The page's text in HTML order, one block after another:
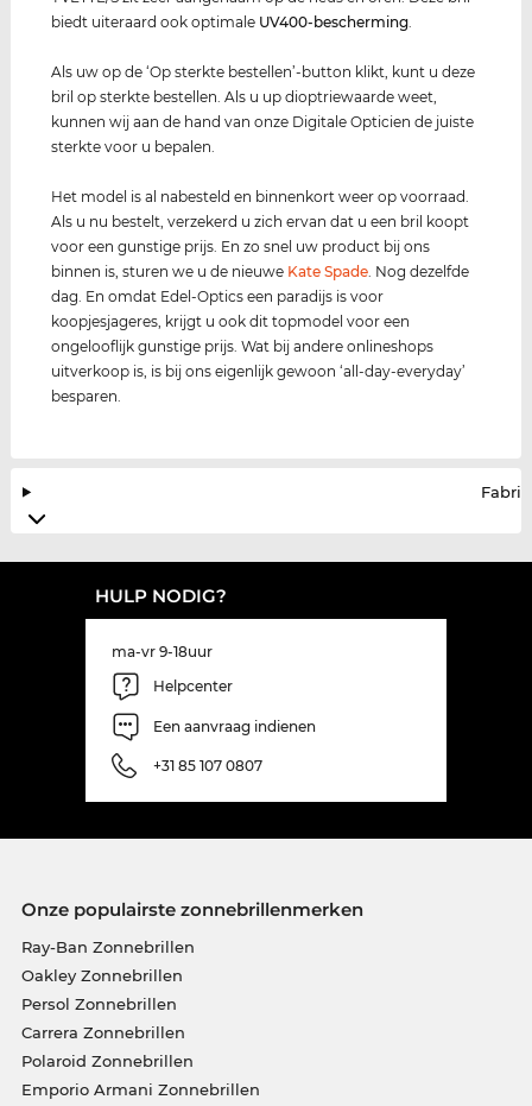
biedt uiteraard ook optimale UV400-bescherming
Als uw op de ‘Op sterkte bestellen’-button klikt, kunt u deze
bril op sterkte bestellen. Als u up dioptriewaarde weet,
kunnen wij aan de hand van onze Digitale Opticien de juiste
sterkte voor u bepalen.
Het model is al nabesteld en binnenkort weer op voorraad.
Als u nu bestelt, verzekerd u zich ervan dat u een bril koopt
voor een gunstige prijs. En zo snel uw product bij ons
binnen is, sturen we u de nieuwe Kate Spade . Nog dezelfde
dag. En omdat Edel-Optics een paradijs is voor
koopjesjageres, krijgt u ook dit topmodel voor een
ongelooflijk gunstige prijs. Wat bij andere onlineshops
uitverkoop is, is bij ons eigenlijk gewoon ‘all-day-everyday’
besparen.
HULP NODIG?
ma-vr 9-18uur
Helpcenter
Een aanvraag indienen
+31 85 107 0807
Onze populairste zonnebrillenmerken
Ray-Ban Zonnebrillen
Oakley Zonnebrillen
Persol Zonnebrillen
Carrera Zonnebrillen
Polaroid Zonnebrillen
Emporio Armani Zonnebrillen